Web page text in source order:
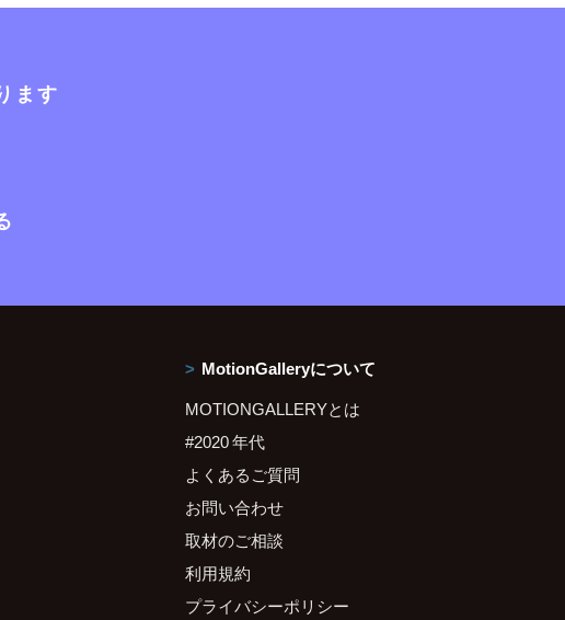
ます
MotionGalleryについて
MOTIONGALLERYとは
#2020 年代
よくあるご質問
お問い合わせ
取材のご相談
利用規約
プライバシーポリシー